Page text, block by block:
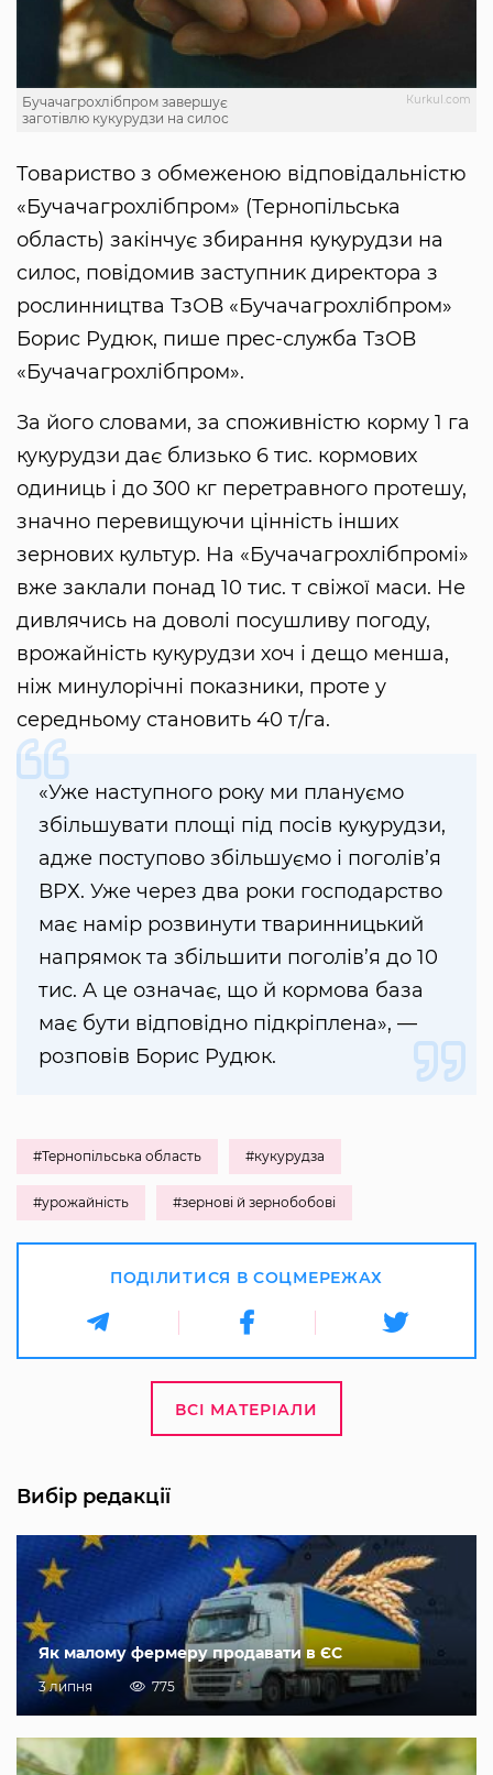
Кurkul.com
Бучачагрохлібпром завершує
заготівлю кукурудзи на силос
Товариство з обмеженою відповідальністю
«Бучачагрохлібпром» (Тернопільська
область) закінчує збирання кукурудзи на
силос, повідомив заступник директора з
рослинництва ТзОВ «Бучачагрохлібпром»
Борис Рудюк, пише прес-служба ТзОВ
«Бучачагрохлібпром».
За його словами, за споживністю корму 1 га
кукурудзи дає близько 6 тис. кормових
одиниць і до 300 кг перетравного протешу,
значно перевищуючи цінність інших
зернових культур. На «Бучачагрохлібпромі»
вже заклали понад 10 тис. т свіжої маси. Не
дивлячись на доволі посушливу погоду,
врожайність кукурудзи хоч і дещо менша,
ніж минулорічні показники, проте у
середньому становить 40 т/га.
«Уже наступного року ми плануємо
збільшувати площі під посів кукурудзи,
адже поступово збільшуємо і поголів’я
ВРХ. Уже через два роки господарство
має намір розвинути тваринницький
напрямок та збільшити поголів’я до 10
тис. А це означає, що й кормова база
має бути відповідно підкріплена», —
розповів Борис Рудюк.
#Тернопільська область #кукурудза
#урожайність #зернові й зернобобові
ПОДІЛИТИСЯ В СОЦМЕРЕЖАХ
ВСІ МАТЕРІАЛИ
Вибір редакції
Як малому фермеру продавати в ЄС
3 липня 775